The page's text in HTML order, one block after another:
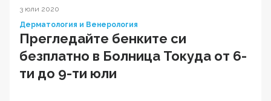
3 юли 2020
Дерматология и Венерология
Прегледайте бенките си
безплатно в Болница Токуда от 6-
ти до 9-ти юли